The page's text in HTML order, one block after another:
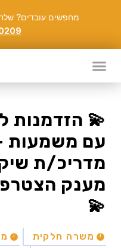
מחפשים עובדים?
💫 הזדמנות
עם משמעות
מדריכ/ת
💫
משרה חלקית